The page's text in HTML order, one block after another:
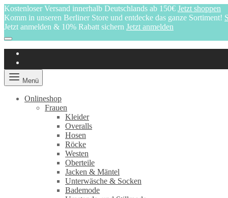
Kostenloser Versand innerhalb Deutschlands ab 150€ Jetzt shoppen
Komm in unseren Berliner Store und entdecke das ganze Sortiment!
Jetzt anmelden & 10% Rabatt sichern Jetzt anmelden
Menü
Onlineshop
Frauen
Kleider
Overalls
Hosen
Röcke
Westen
Oberteile
Jacken & Mäntel
Unterwäsche & Socken
Bademode